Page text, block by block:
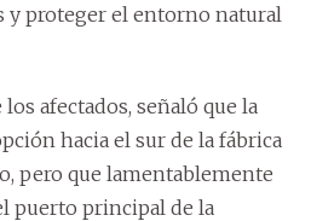
y proteger el entorno natural
afectados, señaló que la
hacia el sur de la fábrica
pero que lamentablemente
puerto principal de la